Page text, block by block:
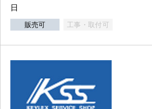
日
販売可 工事・取付可